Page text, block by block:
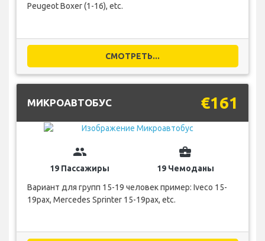
Peugeot Boxer (1-16), etc.
СМОТРЕТЬ...
МИКРОАВТОБУС €161
group
19 Пассажиры
business_center
19 Чемоданы
Вариант для групп 15-19 человек пример: Iveco 15-
19pax, Mercedes Sprinter 15-19pax, etc.